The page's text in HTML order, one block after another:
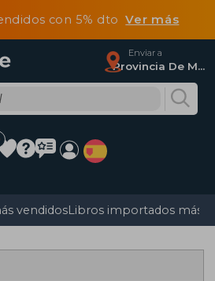
con 5% dtoVer más
Enviar a
Provincia De Madrid
vendidosLibros importados más